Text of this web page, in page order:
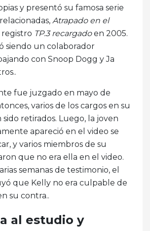
y presentó su famosa serie
Atrapado en el
registro TP.3 recargadoen 2005.
siendo un colaborador
con Snoop Dogg y Ja
fue juzgado en mayo de
varios de los cargos en su
retirados. Luego, la joven
apareció en el video se
y varios miembros de su
que no era ella en el video.
semanas de testimonio, el
que Kelly no era culpable de
su contra..
al estudio y